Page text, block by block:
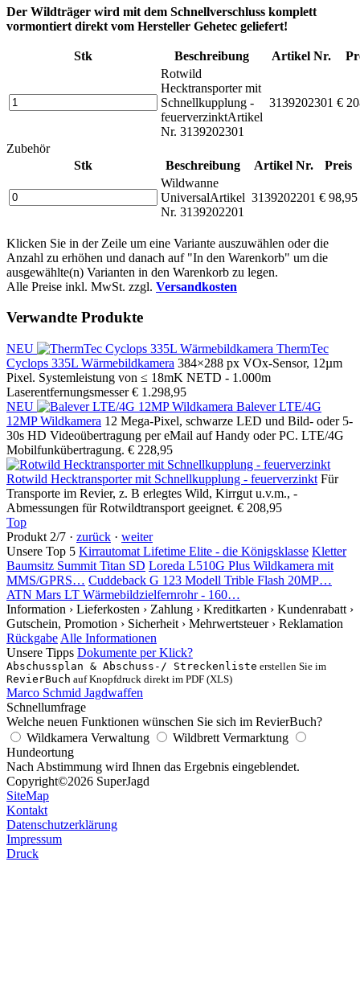
Der Wildträger wird mit dem Schnellverschluss komplett
vormontiert direkt vom Hersteller Gehetec geliefert!
Stk Beschreibung Artikel Nr.
Rotwild
Hecktransporter mit
Schnellkupplung -
feuerverzinktArtikel
Nr. 3139202301
3139202301 €
Zubehör
Stk
Beschreibung Artikel Nr.
Preis
Wildwanne
UniversalArtikel
Nr. 3139202201
3139202201 € 98,95
Klicken Sie in der Zeile um eine Variante auszuwählen oder die
Anzahl zu erhöhen und danach auf "In den Warenkorb" um die
ausgewählte(n) Varianten in den Warenkorb zu legen.
Alle Preise inkl. MwSt. zzgl. Versandkosten
Verwandte Produkte
NEU
ThermTec
Cyclops 335L Wärmebildkamera 384×288 px VOx-Sensor, 12µm
Pixel. Systemleistung von ≤ 18mK NETD - 1.000m
Laserentfernungsmesser € 1.298,95
NEU
Balever LTE/4G
12MP Wildkamera 12 Mega-Pixel, schwarze LED und Bild- oder 5-
30s HD Videoübertragung per eMail auf Handy oder PC. LTE/4G
Mobilfunkübertragung. € 228,95
Rotwild Hecktransporter mit Schnellkupplung - feuerverzinkt Für
Transporte im Revier, z. B erlegtes Wild, Kirrgut u.v.m., -
Abmessungen für Rotwildtransport geeignet. € 208,95
Top
Produkt 2/7 · zurück · weiter
Unsere Top 5 Kirrautomat Lifetime Elite - die Königsklasse Kletter
Baumsitz Summit Titan SD Loreda L510G Plus Wildkamera mit
MMS/GPRS… Cuddeback G 123 Modell Trible Flash 20MP…
ATN Mars LT Wärmebildzielfernrohr - 160…
Information › Lieferkosten › Zahlung › Kreditkarten › Kundenrabatt ›
Gutschein, Promotion › Sicherheit › Mehrwertsteuer › Reklamation
Rückgabe Alle Informationen
Unsere Tipps Dokumente per Klick?
Abschussplan & Abschuss-/ Streckenliste erstellen Sie im
RevierBuch auf Knopfdruck direkt im PDF (XLS)
Marco Schmid Jagdwaffen
Schnellumfrage
Welche neuen Funktionen wünschen Sie sich im RevierBuch?
Wildkamera Verwaltung
Wildbrett Vermarktung
Hundeortung
Nach Abstimmung wird Ihnen das Ergebnis eingeblendet.
Copyright©2026 SuperJagd
SiteMap
Kontakt
Datenschutzerklärung
Impressum
Druck